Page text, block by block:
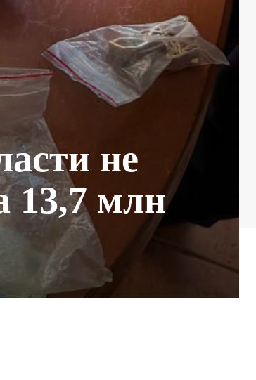
не
13,7 млн